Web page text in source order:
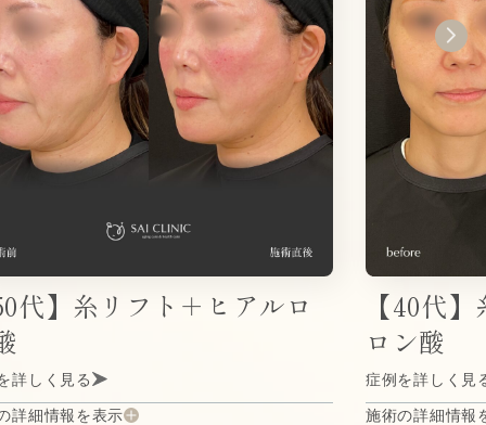
代】糸リフト＋ヒアルロ
詳しく見る
詳細情報を表示
【40代
ロン酸
症例を詳しく見
施術の詳細情報